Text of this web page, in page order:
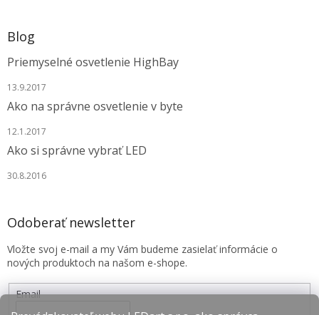
Blog
Priemyselné osvetlenie HighBay
13.9.2017
Ako na správne osvetlenie v byte
12.1.2017
Ako si správne vybrať LED
30.8.2016
Odoberať newsletter
Vložte svoj e-mail a my Vám budeme zasielať informácie o
nových produktoch na našom e-shope.
Email